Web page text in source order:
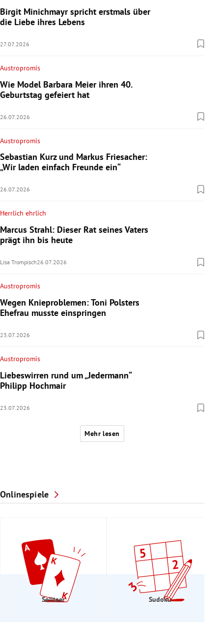
Birgit Minichmayr spricht erstmals über
die Liebe ihres Lebens
27.07.2026
Austropromis
Wie Model Barbara Meier ihren 40.
Geburtstag gefeiert hat
26.07.2026
Austropromis
Sebastian Kurz und Markus Friesacher:
„Wir laden einfach Freunde ein“
26.07.2026
Herrlich ehrlich
Marcus Strahl: Dieser Rat seines Vaters
prägt ihn bis heute
Lisa Trompisch26.07.2026
Austropromis
Wegen Knieproblemen: Toni Polsters
Ehefrau musste einspringen
23.07.2026
Austropromis
Liebeswirren rund um „Jedermann“
Philipp Hochmair
23.07.2026
Mehr lesen
Onlinespiele
Solitaer Sudoku